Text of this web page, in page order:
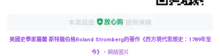
美國史學家羅蘭·斯特龍伯格Roland Stromberg的著作《西方現代思想史：1789年至
今》
，網絡圖片